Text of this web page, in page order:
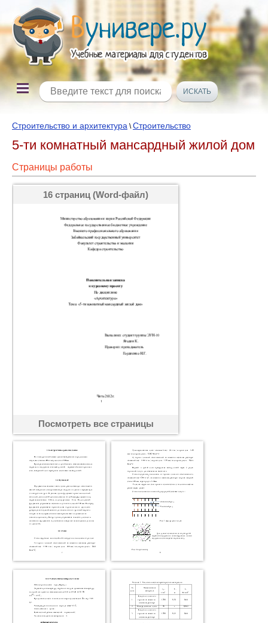
Строительство и архитектура \Строительство
5-ти комнатный мансардный жилой дом
Страницы работы
16 страниц (Word-файл)
Посмотреть все страницы